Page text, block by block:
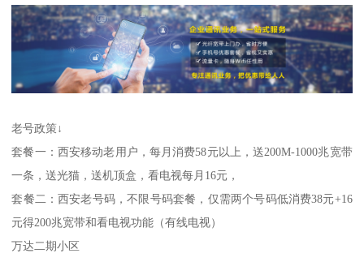
老号政策↓
套餐一：西安移动老用户，每月消费58元以上，送200M-1000兆宽带
一条，送光猫，送机顶盒，看电视每月16元，
套餐二：西安老号码，不限号码套餐，仅需两个号码低消费38元+16
元得200兆宽带和看电视功能（有线电视）
万达二期小区